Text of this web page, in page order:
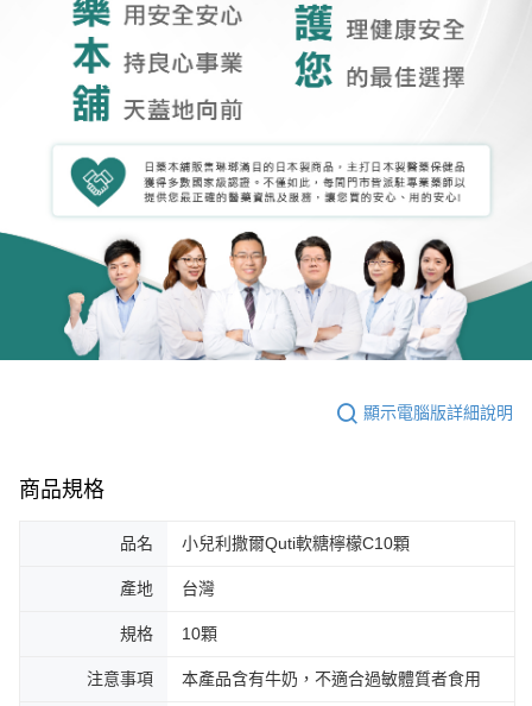
顯示電腦版詳細說明
商品規格
品名 小兒利撒爾Quti軟糖檸檬C10顆
產地 台灣
規格 10顆
注意事項 本產品含有牛奶，不適合過敏體質者食用